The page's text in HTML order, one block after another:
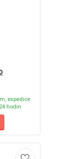
expedice
hodin